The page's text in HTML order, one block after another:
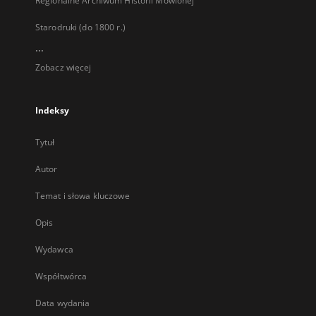
Starodruki (do 1800 r.)
...
Zobacz więcej
Indeksy
Tytuł
Autor
Temat i słowa kluczowe
Opis
Wydawca
Współtwórca
Data wydania